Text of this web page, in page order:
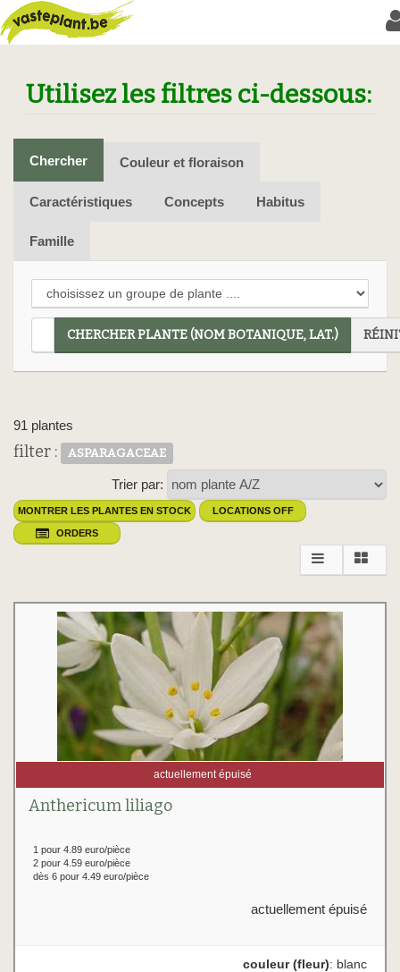
Utilisez les filtres ci-dessous:
Chercher Couleur et floraison
Caractéristiques Concepts Habitus
Famille
CHERCHER PLANTE (NOM BOTANIQUE, LAT.)
91 plantes
filter : ASPARAGACEAE
Trier par:
MONTRER LES PLANTES EN STOCK LOCATIONS OFF
ORDERS
actuellement épuisé
Anthericum liliago
1 pour 4.89 euro/pièce
2 pour 4.59 euro/pièce
dès 6 pour 4.49 euro/pièce
actuellement épuisé
couleur (fleur): blanc